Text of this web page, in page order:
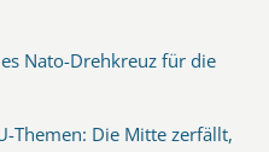
Nato-Drehkreuz für die
Themen: Die Mitte zerfällt,